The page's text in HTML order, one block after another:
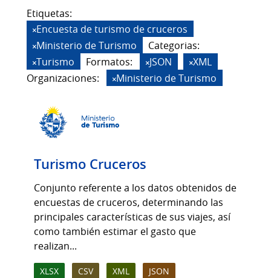
Etiquetas:
Encuesta de turismo de cruceros
Ministerio de Turismo
Categorias:
Turismo
Formatos: JSON
XML
Organizaciones:
Ministerio de Turismo
Turismo Cruceros
Conjunto referente a los datos obtenidos de
encuestas de cruceros, determinando las
principales características de sus viajes, así
como también estimar el gasto que
realizan...
XLSX CSV XML JSON